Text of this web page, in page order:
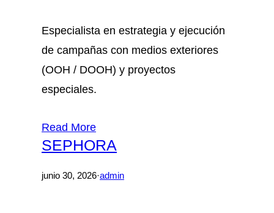
Especialista en estrategia y ejecución
de campañas con medios exteriores
(OOH / DOOH) y proyectos
especiales.
Read More
SEPHORA
junio 30, 2026·admin